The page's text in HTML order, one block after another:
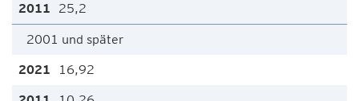
25,2
2001 und später
16,92